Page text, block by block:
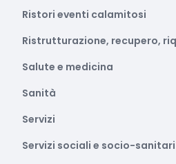
Ristori eventi calamitosi
Ristrutturazione, recupero,
Salute e medicina
Sanità
Servizi
Servizi sociali e socio-sanitari